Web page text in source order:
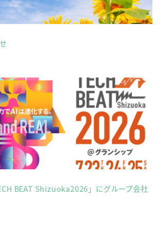
BEAT Shizuoka2026」にグループ会社